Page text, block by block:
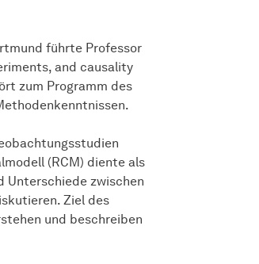
führte Professor
and causality
zum Programm des
(RCM) diente als
Unterschiede zwischen
Ziel des
und beschreiben